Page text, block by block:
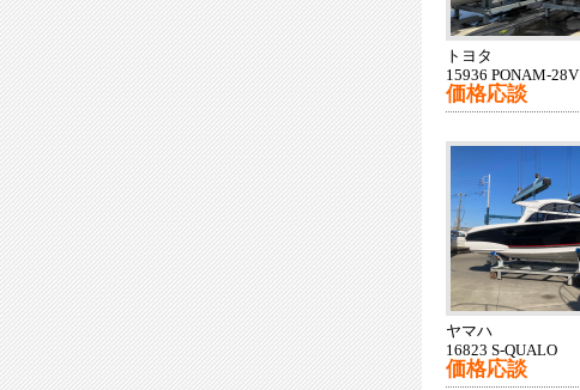
トヨタ
15936 PONAM-28V
価格応談
ヤマハ
16823 S-QUALO
価格応談